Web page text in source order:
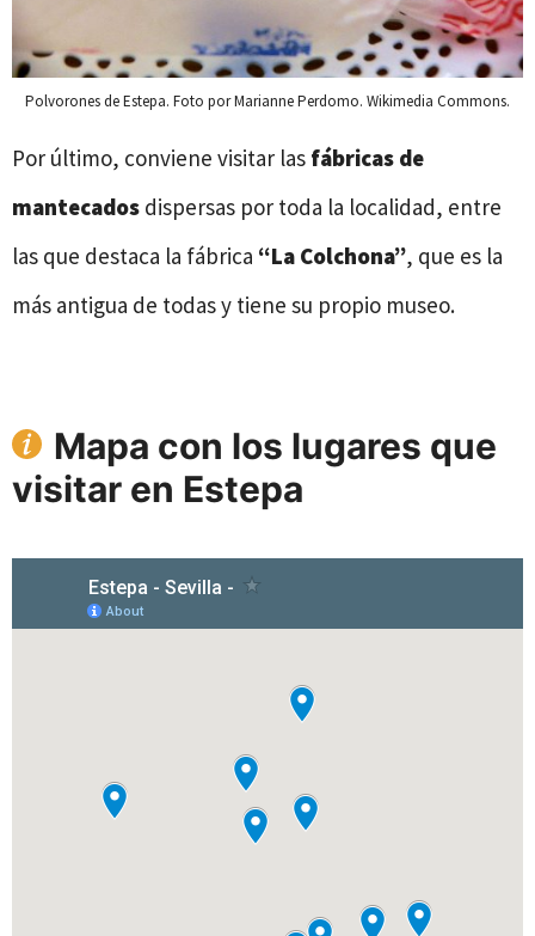
Polvorones de Estepa. Foto por Marianne Perdomo. Wikimedia Commons.
Por último, conviene visitar las fábricas de
mantecados dispersas por toda la localidad, entre
las que destaca la fábrica “La Colchona”, que es la
más antigua de todas y tiene su propio museo.
Mapa con los lugares que
visitar en Estepa